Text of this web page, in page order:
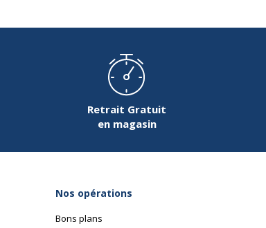
Retrait Gratuit
en magasin
Nos opérations
Bons plans